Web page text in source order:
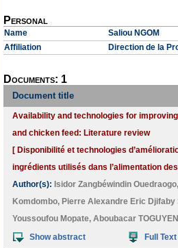
Personal
Name
Saliou NGOM
Affiliation
Direction de la
Documents: 1
Document title
Availability and technologies for
and chicken feed: Literature review
[ Disponibilité et technologies
ingrédients utilisés dans l’alimentation
Author(s): Isidor Zangbéwindin Ouedraogo
Komdombo, Pierre Alexandre Eric Djifaby
Youssoufou Mopate, Aboubacar
Show abstract
Full Text